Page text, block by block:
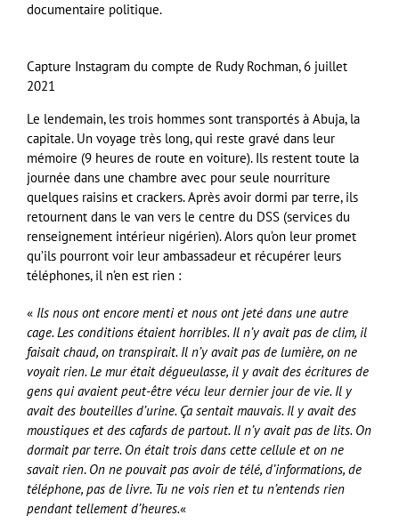
documentaire politique.
Capture Instagram du compte de Rudy Rochman, 6 juillet
2021
Le lendemain, les trois hommes sont transportés à Abuja, la
capitale. Un voyage très long, qui reste gravé dans leur
mémoire (9 heures de route en voiture). Ils restent toute la
journée dans une chambre avec pour seule nourriture
quelques raisins et crackers. Après avoir dormi par terre, ils
retournent dans le van vers le centre du DSS (services du
renseignement intérieur nigérien). Alors qu’on leur promet
qu’ils pourront voir leur ambassadeur et récupérer leurs
téléphones, il n’en est rien :
« Ils nous ont encore menti et nous ont jeté dans une autre
cage. Les conditions étaient horribles. Il n’y avait pas de clim, il
faisait chaud, on transpirait. Il n’y avait pas de lumière, on ne
voyait rien. Le mur était dégueulasse, il y avait des écritures de
gens qui avaient peut-être vécu leur dernier jour de vie. Il y
avait des bouteilles d’urine. Ça sentait mauvais. Il y avait des
moustiques et des cafards de partout. Il n’y avait pas de lits. On
dormait par terre. On était trois dans cette cellule et on ne
savait rien. On ne pouvait pas avoir de télé, d’informations, de
téléphone, pas de livre. Tu ne vois rien et tu n’entends rien
pendant tellement d’heures.«